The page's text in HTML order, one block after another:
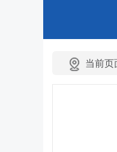
当前页